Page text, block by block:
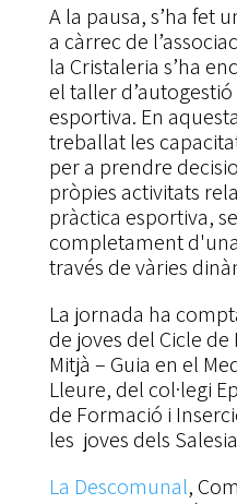
A la pausa, s’ha fet
a càrrec de
la Cristaleria s’ha
el taller
esportiva. En
treballat les
per a prendre
pròpies activitats
pràctica esportiva,
completament
través de vàries
La jornada ha
de joves del Cicle
Mitjà – Guia en el
Lleure, del col·legi
de Formació i
les joves dels
La Descomunal,